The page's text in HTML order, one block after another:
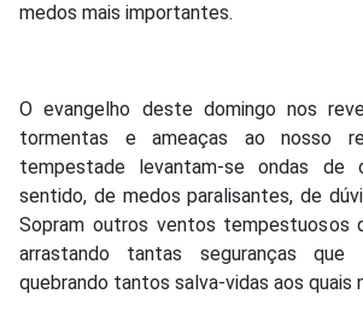
medos mais importantes.
O evangelho deste domingo nos
tormentas e ameaças ao nosso
tempestade levantam-se ondas de
sentido, de medos paralisantes, de
Sopram outros ventos tempestuosos
arrastando tantas seguranças que
quebrando tantos salva-vidas aos quais